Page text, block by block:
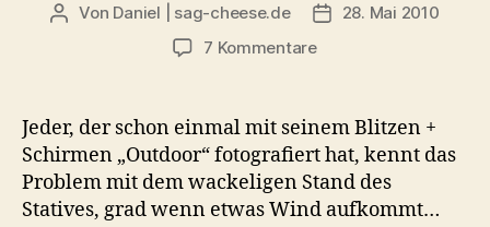
Beitragsautor
Von Daniel | sag-cheese.de Beitragsdatum
28. Mai 2010
7 Kommentarezu
Stativgewicht
+
Halter
Jeder, der schon einmal mit seinem Blitzen +
Schirmen „Outdoor“ fotografiert hat, kennt das
Problem mit dem wackeligen Stand des
Statives, grad wenn etwas Wind aufkommt…